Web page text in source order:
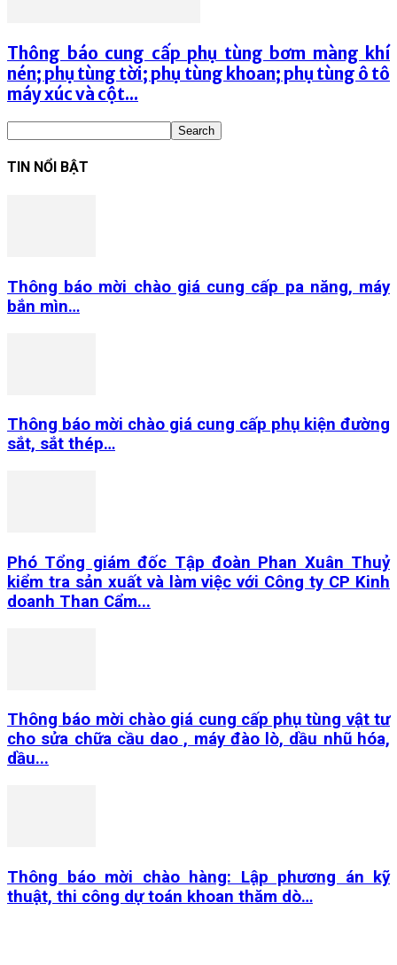
Thông báo cung cấp phụ tùng bơm màng khí
nén; phụ tùng tời; phụ tùng khoan; phụ tùng ô tô
máy xúc và cột...
TIN NỔI BẬT
Thông báo mời chào giá cung cấp pa năng, máy
bắn mìn…
Thông báo mời chào giá cung cấp phụ kiện đường
sắt, sắt thép…
Phó Tổng giám đốc Tập đoàn Phan Xuân Thuỷ
kiểm tra sản xuất và làm việc với Công ty CP Kinh
doanh Than Cẩm...
Thông báo mời chào giá cung cấp phụ tùng vật tư
cho sửa chữa cầu dao , máy đào lò, dầu nhũ hóa,
dầu...
Thông báo mời chào hàng: Lập phương án kỹ
thuật, thi công dự toán khoan thăm dò…